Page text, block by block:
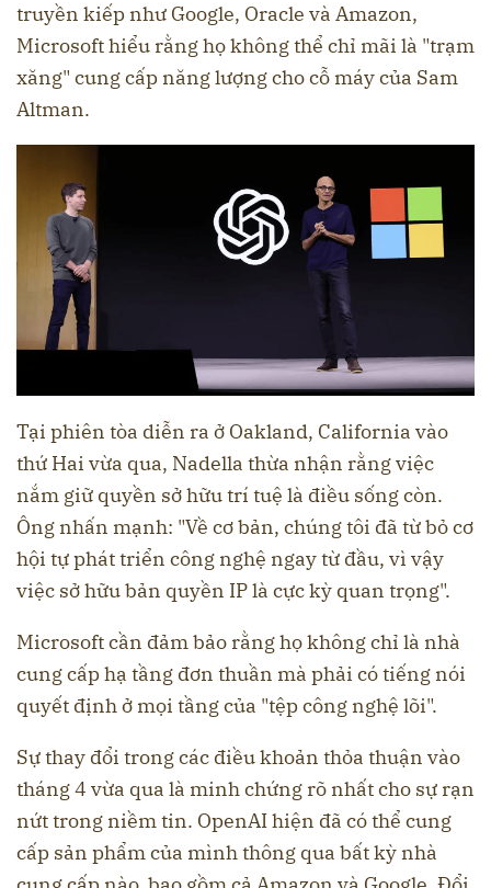
truyền kiếp như Google, Oracle và Amazon,
Microsoft hiểu rằng họ không thể chỉ mãi là "trạm
xăng" cung cấp năng lượng cho cỗ máy của Sam
Altman.
Tại phiên tòa diễn ra ở Oakland, California vào
thứ Hai vừa qua, Nadella thừa nhận rằng việc
nắm giữ quyền sở hữu trí tuệ là điều sống còn.
Ông nhấn mạnh: "Về cơ bản, chúng tôi đã từ bỏ cơ
hội tự phát triển công nghệ ngay từ đầu, vì vậy
việc sở hữu bản quyền IP là cực kỳ quan trọng".
Microsoft cần đảm bảo rằng họ không chỉ là nhà
cung cấp hạ tầng đơn thuần mà phải có tiếng nói
quyết định ở mọi tầng của "tệp công nghệ lõi".
Sự thay đổi trong các điều khoản thỏa thuận vào
tháng 4 vừa qua là minh chứng rõ nhất cho sự rạn
nứt trong niềm tin. OpenAI hiện đã có thể cung
cấp sản phẩm của mình thông qua bất kỳ nhà